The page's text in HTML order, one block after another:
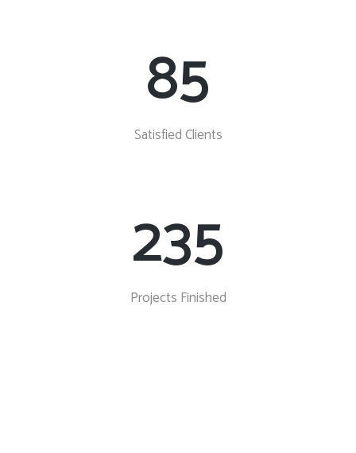
85
Satisfied Clients
235
Projects Finished